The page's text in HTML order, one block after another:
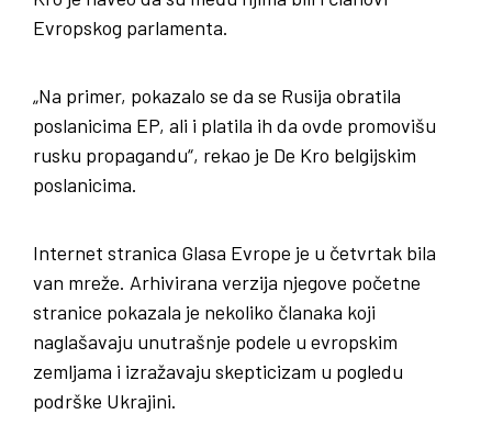
Evropskog parlamenta.
„Na primer, pokazalo se da se Rusija obratila
poslanicima EP, ali i platila ih da ovde promovišu
rusku propagandu“, rekao je De Kro belgijskim
poslanicima.
Internet stranica Glasa Evrope je u četvrtak bila
van mreže. Arhivirana verzija njegove početne
stranice pokazala je nekoliko članaka koji
naglašavaju unutrašnje podele u evropskim
zemljama i izražavaju skepticizam u pogledu
podrške Ukrajini.